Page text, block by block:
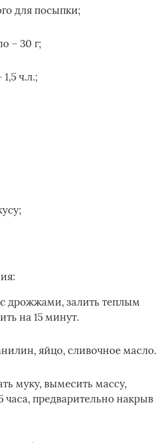
для посыпки;
– 30 г;
ч.л.;
дрожжами, залить теплым
на 15 минут.
яйцо, сливочное масло.
муку, вымесить массу,
часа, предварительно накрыв